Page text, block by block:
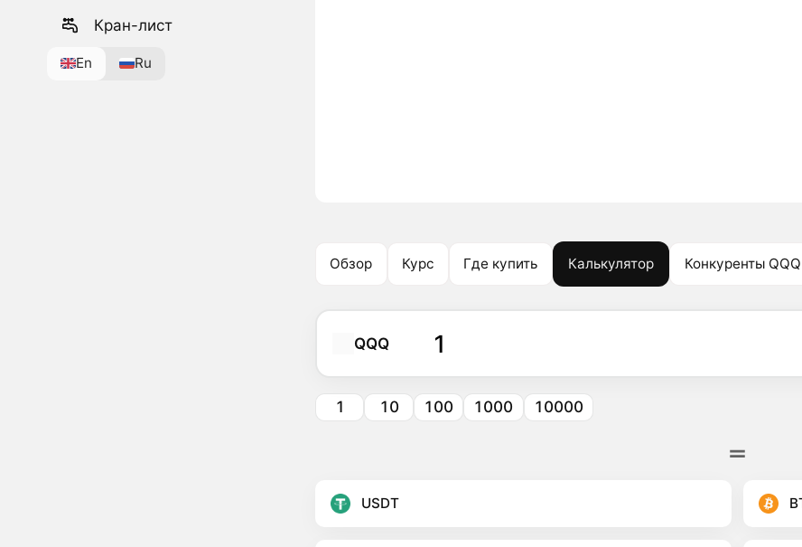
Кран-лист
En Ru
Обзор Курс Где купить Калькулятор Конкуренты QQQ
QQQ
1 10 100 1000 10000
USDT